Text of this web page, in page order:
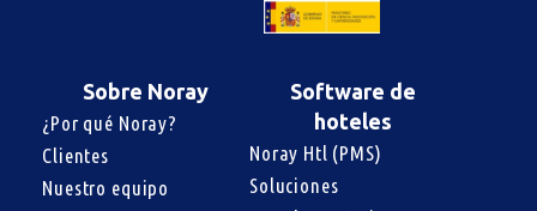
Sobre Noray
¿Por qué Noray?
Clientes
Nuestro equipo
Software de
hoteles
Noray Htl (PMS)
Soluciones